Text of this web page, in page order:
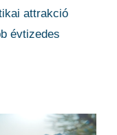
attrakció
évtizedes